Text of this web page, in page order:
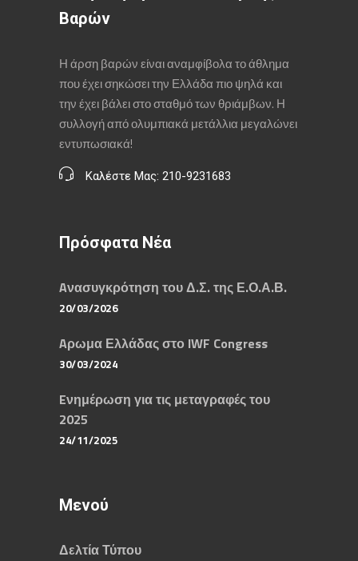
Βαρών
Η άρση βαρών είναι αναμφίβολα το άθλημα
που έχει σηκώσει την Ελλάδα πιο ψηλά και
την έχει βάλει στο σταθμό των θριάμβων. Η
συλλογή από ολυμπιακά μετάλλια μεγαλώνει
εντυπωσιακά!
Καλέστε Μας: 210-9231683
Πρόσφατα Νέα
Aνασυγκρότηση του Δ.Σ. της Ε.Ο.Α.Β.
20/03/2026
Aρωμα Ελλάδας στο IWF Congress
30/03/2024
Eνημέρωση για τις μεταγραφές του
2025
24/11/2025
Μενού
Δελτία Τύπου